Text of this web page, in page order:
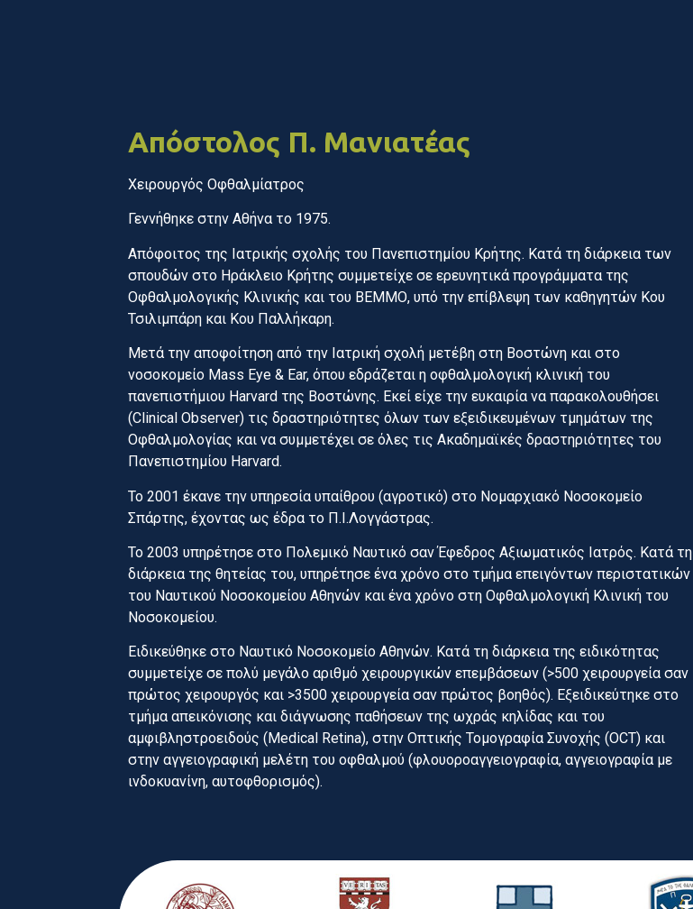
Απόστολος Π. Μανιατέας
Χειρουργός Οφθαλμίατρος
Γεννήθηκε στην Αθήνα το 1975.
Απόφοιτος της Ιατρικής σχολής του Πανεπιστημίου Κρήτης. Κατά τη διάρκεια των
σπουδών στο Ηράκλειο Κρήτης συμμετείχε σε ερευνητικά προγράμματα της
Οφθαλμολογικής Κλινικής και του ΒΕΜΜΟ, υπό την επίβλεψη των καθηγητών Κου
Τσιλιμπάρη και Κου Παλλήκαρη.
Μετά την αποφοίτηση από την Ιατρική σχολή μετέβη στη Βοστώνη και στο
νοσοκομείο Mass Eye & Ear, όπου εδράζεται η οφθαλμολογική κλινική του
πανεπιστήμιου Harvard της Βοστώνης. Εκεί είχε την ευκαιρία να παρακολουθήσει
(Clinical Observer) τις δραστηριότητες όλων των εξειδικευμένων τμημάτων της
Οφθαλμολογίας και να συμμετέχει σε όλες τις Ακαδημαϊκές δραστηριότητες του
Πανεπιστημίου Harvard.
Το 2001 έκανε την υπηρεσία υπαίθρου (αγροτικό) στο Νομαρχιακό Νοσοκομείο
Σπάρτης, έχοντας ως έδρα το Π.Ι.Λογγάστρας.
Το 2003 υπηρέτησε στο Πολεμικό Ναυτικό σαν Έφεδρος Αξιωματικός Ιατρός. Κατά τη
διάρκεια της θητείας του, υπηρέτησε ένα χρόνο στο τμήμα επειγόντων περιστατικών
του Ναυτικού Νοσοκομείου Αθηνών και ένα χρόνο στη Οφθαλμολογική Κλινική του
Νοσοκομείου.
Ειδικεύθηκε στο Ναυτικό Νοσοκομείο Αθηνών. Κατά τη διάρκεια της ειδικότητας
συμμετείχε σε πολύ μεγάλο αριθμό χειρουργικών επεμβάσεων (>500 χειρουργεία σαν
πρώτος χειρουργός και >3500 χειρουργεία σαν πρώτος βοηθός). Εξειδικεύτηκε στο
τμήμα απεικόνισης και διάγνωσης παθήσεων της ωχράς κηλίδας και του
αμφιβληστροειδούς (Medical Retina), στην Οπτικής Τομογραφία Συνοχής (OCT) και
στην αγγειογραφική μελέτη του οφθαλμού (φλουοροαγγειογραφία, αγγειογραφία με
ινδοκυανίνη, αυτοφθορισμός).